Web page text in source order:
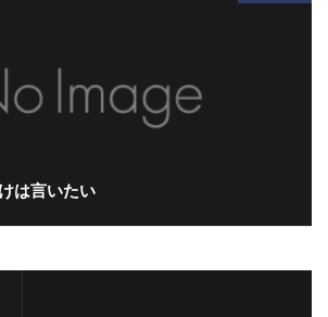
は言いたい